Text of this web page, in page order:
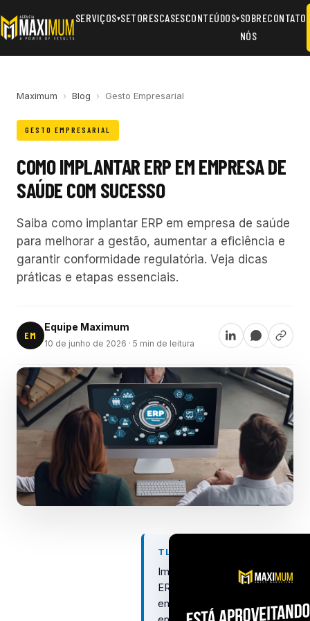
SERVIÇOS▾SETORESCASESCONTEÚDOS▾SOBRE
NÓS
CONTATO
Maximum › Blog › Gesto Empresarial
GESTO EMPRESARIAL
COMO IMPLANTAR ERP EM EMPRESA DE
SAÚDE COM SUCESSO
Saiba como implantar ERP em empresa de saúde
para melhorar a gestão, aumentar a eficiência e
garantir conformidade regulatória. Veja dicas
práticas e etapas essenciais.
EM
Equipe Maximum
10 de junho de 2026 · 5 min de leitura
TL;DR
Implantar
ERP
em